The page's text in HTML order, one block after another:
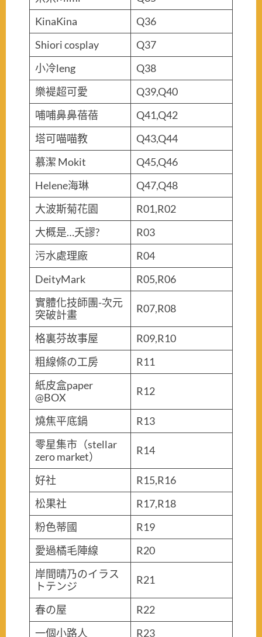
KinaKina
Q36
Shiori cosplay
Q37
小冷leng
Q38
樂褆超可愛
Q39,Q40
哺哺鼻鼻蓓蓓
Q41,Q42
塔可喵喵教
Q43,Q44
慕潔 Mokit
Q45,Q46
Helene海琳
Q47,Q48
大波斯菊花園
R01,R02
大概是…夭謬?
R03
污水處理廠
R04
DeityMark
R05,R06
實體化技師團-次元
突破計畫
R07,R08
格裏芬故事屋
R09,R10
粗線條の工房
R11
紙皮盒paper
@BOX
R12
燒焦平底鍋
R13
零星集市（stellar
zero market）
R14
好社
R15,R16
松果社
R17,R18
粉色蒂國
R19
愛過橘毛陣線
R20
岸間晴乃のイラス
トテンジ
R21
春の屋
R22
一個小路人
R23